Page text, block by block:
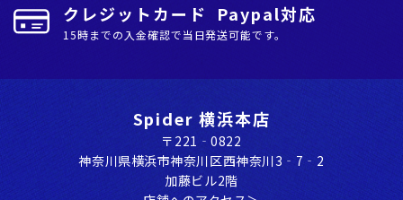
クレジットカード Paypal対応
15時までの入金確認で当日発送可能です。
Spider 横浜本店
〒221‐0822
神奈川県横浜市神奈川区⻄神奈川3‐7‐2
加藤ビル2階